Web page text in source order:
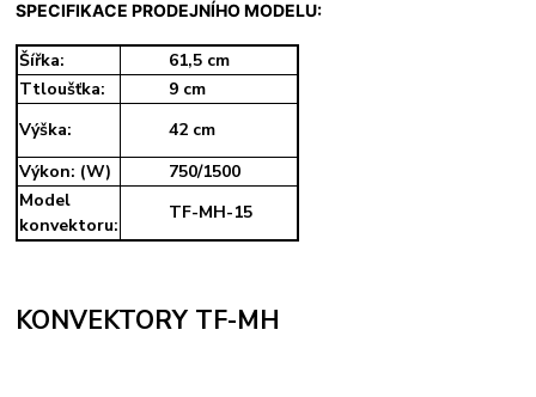
SPECIFIKACE PRODEJNÍHO MODELU:
Šířka:
61,5 cm
Ttloušťka:
9 cm
Výška:
42 cm
Výkon: (W)
750/1500
Model
konvektoru:
TF-MH-15
KONVEKTORY TF-MH